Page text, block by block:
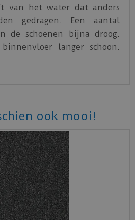
van het water dat anders
gedragen. Een aantal
de schoenen bijna droog.
langer schoon.
binnenvloeren
hout en beton met
prestaties - en uiterlijk -
dankzij het gebruik van
garens die het uiterlijk
levensduur garanderen. De
collectie is ook beschikbaar
ook mooi!